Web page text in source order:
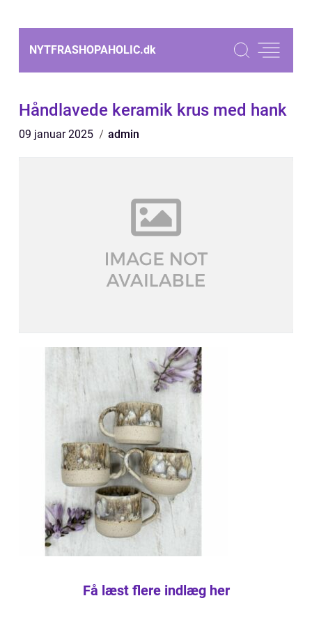
NYTFRASHOPAHOLIC.dk
Håndlavede keramik krus med hank
09 januar 2025 admin
Få læst flere indlæg her